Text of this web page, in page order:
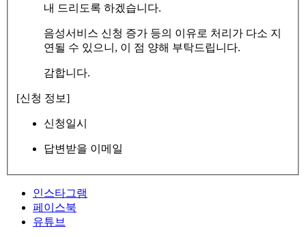
내 드리도록 하겠습니다.
음성서비스 신청 증가 등의 이유로 처리가 다소 지
연될 수 있으니, 이 점 양해 부탁드립니다.
감합니다.
[신청 정보]
신청일시
답변받을 이메일
인스타그램
페이스북
유튜브